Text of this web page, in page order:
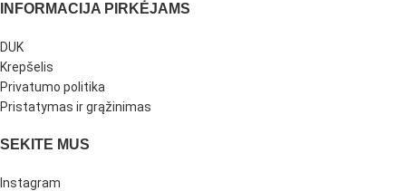
INFORMACIJA PIRKĖJAMS
DUK
Krepšelis
Privatumo politika
Pristatymas ir grąžinimas
SEKITE MUS
Instagram